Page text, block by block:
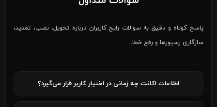
پاسخ کوتاه و دقیق به سوالات رایج کاربران درباره تحویل، نصب، تمدید،
سازگاری رسیورها و رفع خطا.
اطلاعات اکانت چه زمانی در اختیار کاربر قرار می‌گیرد؟